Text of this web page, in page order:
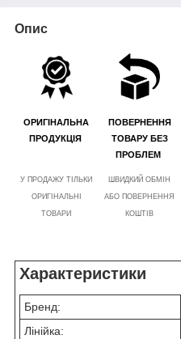
Опис
ОРИГІНАЛЬНА
ПРОДУКЦІЯ
ПОВЕРНЕННЯ
ТОВАРУ БЕЗ
ПРОБЛЕМ
У ПРОДАЖУ ТІЛЬКИ
ОРИГІНАЛЬНІ
ТОВАРИ
ШВИДКИЙ ОБМІН
АБО ПОВЕРНЕННЯ
КОШТІВ
Характеристики
Бренд:
Лінійка: